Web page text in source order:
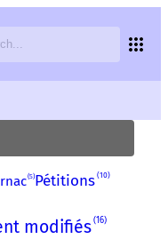
5 Pétitions 10
modifiés 16